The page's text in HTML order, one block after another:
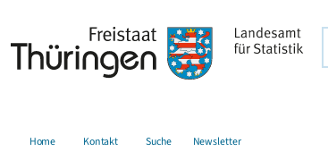
Home Kontakt Suche Newsletter